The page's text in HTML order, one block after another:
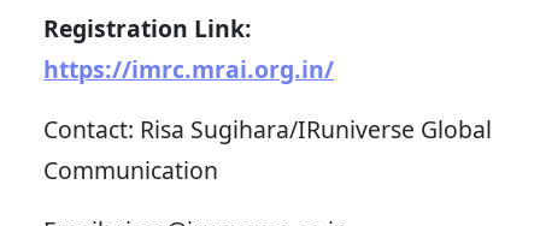
Registration Link:
https://imrc.mrai.org.in/
Contact: Risa Sugihara/IRuniverse Global
Communication